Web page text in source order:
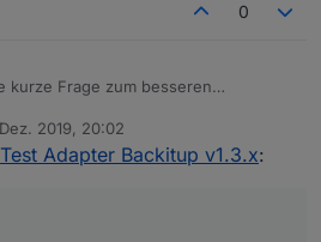
0
kurze Frage zum besseren
oder irgend etwas, sind Standard
installiert.
man BackItUp dazu und kann dann
Minimal Sicherung zum Restore
ganz FRISCH aus dem GIT
sehr lange dauern - ist das
weil genau das mache ich gerade
2019, 20:02
Test Adapter Backitup v1.3.x: